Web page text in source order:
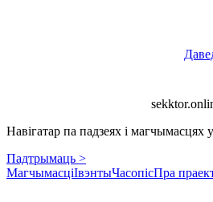
Навігатар па падзеях і магчымасцях
Падтрымаць >
МагчымасціІвэнтыЧасопісПра